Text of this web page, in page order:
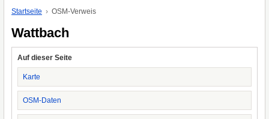
Startseite OSM-Verweis
Wattbach
Auf dieser Seite
Karte
OSM-Daten